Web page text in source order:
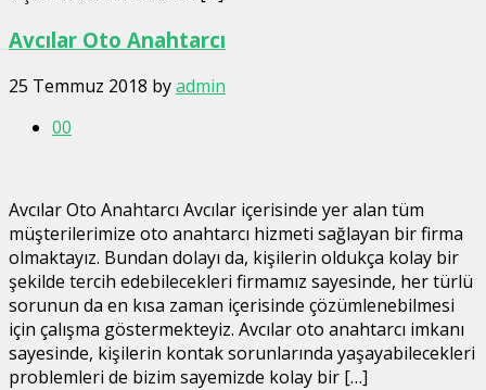
Avcılar Oto Anahtarcı
25 Temmuz 2018 byadmin
00
Avcılar Oto Anahtarcı Avcılar içerisinde yer alan tüm
müşterilerimize oto anahtarcı hizmeti sağlayan bir firma
olmaktayız. Bundan dolayı da, kişilerin oldukça kolay bir
şekilde tercih edebilecekleri firmamız sayesinde, her türlü
sorunun da en kısa zaman içerisinde çözümlenebilmesi
için çalışma göstermekteyiz. Avcılar oto anahtarcı imkanı
sayesinde, kişilerin kontak sorunlarında yaşayabilecekleri
problemleri de bizim sayemizde kolay bir […]